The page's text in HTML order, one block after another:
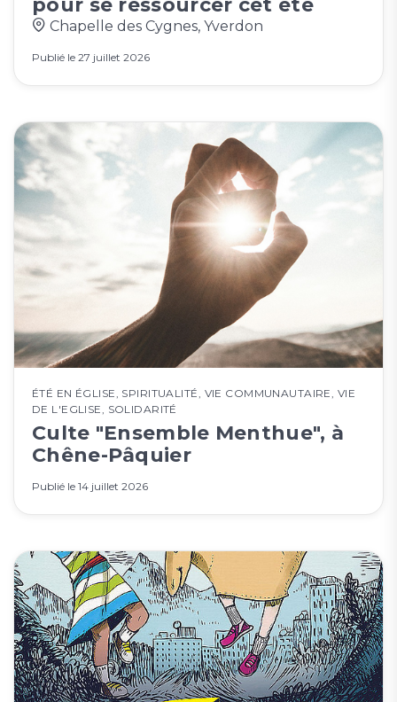
Chapelle des Cygnes, Yverdon
Publié le 27 juillet 2026
ÉTÉ EN ÉGLISE SPIRITUALITÉ VIE COMMUNAUTAIRE VIE
DE L'EGLISE
SOLIDARITÉ
Culte "Ensemble Menthue", à
Chêne-Pâquier
Publié le 14 juillet 2026